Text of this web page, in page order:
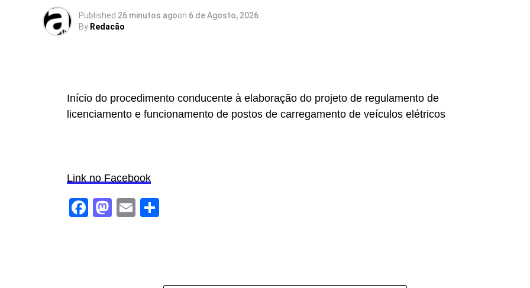
Câmara Municipal da Vidigueira, Ricardo Bonito e o momento final da sessão que ficou
marcado pela assinatura de mensagens de paz que foram coladas numa “carp streamer –
Published 26 minutos agoon 6 de Agosto, 2026
By Redacão
Início do procedimento conducente à elaboração do projeto de regulamento de
licenciamento e funcionamento de postos de carregamento de veículos elétricos
Link no Facebook
Facebook
Mastodon
Email